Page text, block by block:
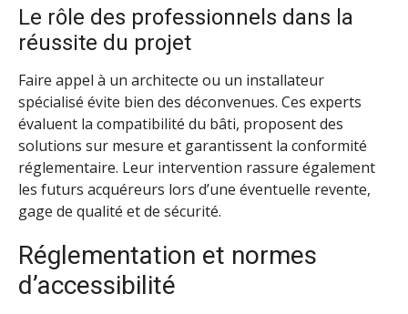
Le rôle des professionnels dans la
réussite du projet
Faire appel à un architecte ou un installateur
spécialisé évite bien des déconvenues. Ces experts
évaluent la compatibilité du bâti, proposent des
solutions sur mesure et garantissent la conformité
réglementaire. Leur intervention rassure également
les futurs acquéreurs lors d’une éventuelle revente,
gage de qualité et de sécurité.
Réglementation et normes
d’accessibilité